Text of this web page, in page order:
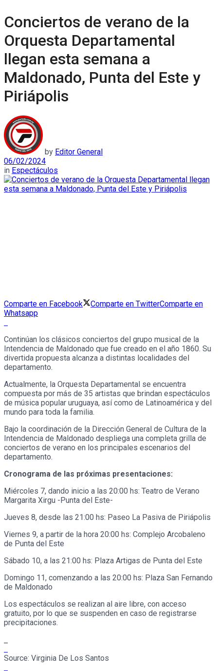
Conciertos de verano de la
Orquesta Departamental
llegan esta semana a
Maldonado, Punta del Este y
Piriápolis
by Editor General
06/02/2024
in Espectáculos
Comparte en Facebook Comparte en TwitterComparte en
Whatsapp
Continúan los clásicos conciertos del grupo musical de la
Intendencia de Maldonado que fue creado en el año 1860. Su
divertida propuesta alcanza a distintas localidades del
departamento.
Actualmente, la Orquesta Departamental se encuentra
compuesta por más de 35 artistas que brindan espectáculos
de música popular uruguaya, así como de Latinoamérica y del
mundo para toda la familia.
Bajo la coordinación de la Dirección General de Cultura de la
Intendencia de Maldonado despliega una completa grilla de
conciertos de verano en los principales escenarios del
departamento.
Cronograma de las próximas presentaciones:
Miércoles 7, dando inicio a las 20:00 hs: Teatro de Verano
Margarita Xirgu -Punta del Este-
Jueves 8, desde las 21:00 hs: Paseo La Pasiva de Piriápolis
Viernes 9, a partir de la hora 20:00 hs: Complejo Arcobaleno
de Punta del Este
Sábado 10, a las 21:00 hs: Plaza Artigas de Punta del Este
Domingo 11, comenzando a las 20:00 hs: Plaza San Fernando
de Maldonado
Los espectáculos se realizan al aire libre, con acceso
gratuito, por lo que se suspenden en caso de registrarse
precipitaciones.
Source: Virginia De Los Santos